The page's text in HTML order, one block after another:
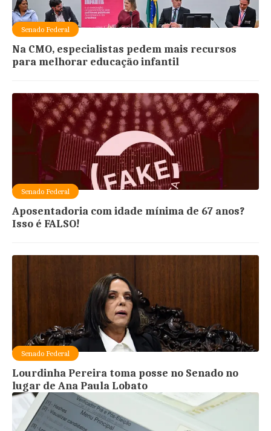
Senado Federal
Na CMO, especialistas pedem mais recursos
para melhorar educação infantil
Senado Federal
Aposentadoria com idade mínima de 67 anos?
Isso é FALSO!
Senado Federal
Lourdinha Pereira toma posse no Senado no
lugar de Ana Paula Lobato